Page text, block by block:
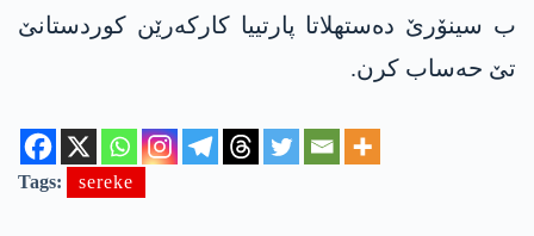
ب سینۆرێ ده‌ستهلاتا پارتییا كاركه‌رێن كوردستانێ
تێ حه‌ساب كرن.
Tags: sereke